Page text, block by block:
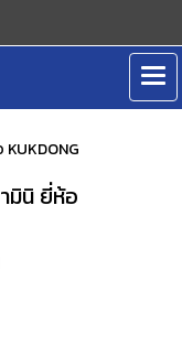
มินิ ยี่ห้อ